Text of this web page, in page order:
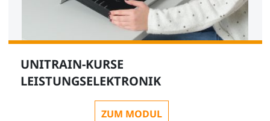
UNITRAIN-KURSE
LEISTUNGSELEKTRONIK
ZUM MODUL